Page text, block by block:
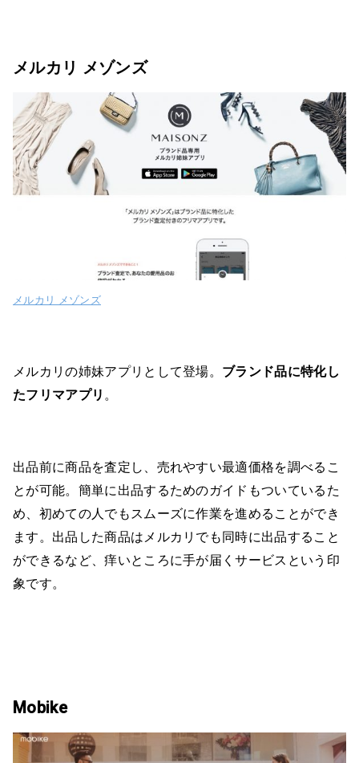
メルカリ メゾンズ
メルカリ メゾンズ
メルカリの姉妹アプリとして登場。 ブランド品に特化し
たフリマアプリ 。
出品前に商品を査定し、売れやすい最適価格を調べるこ
とが可能。簡単に出品するためのガイドもついているた
め、初めての人でもスムーズに作業を進めることができ
ます。出品した商品はメルカリでも同時に出品すること
ができるなど、痒いところに手が届くサービスという印
象です。
Mobike